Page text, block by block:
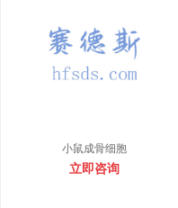
小鼠成骨细胞
立即咨询